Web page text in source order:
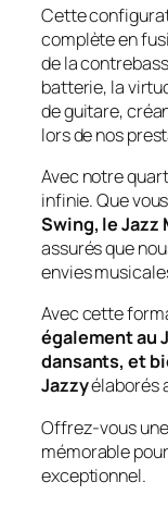
Cette
complète en
de la
batterie, la
de guitare,
lors de nos
Avec notre
infinie. Que
Swing, le Jazz
assurés que
envies
Avec cette
également au
dansants, et
Jazzyélaborés
Offrez-vous
mémorable
exceptionnel.